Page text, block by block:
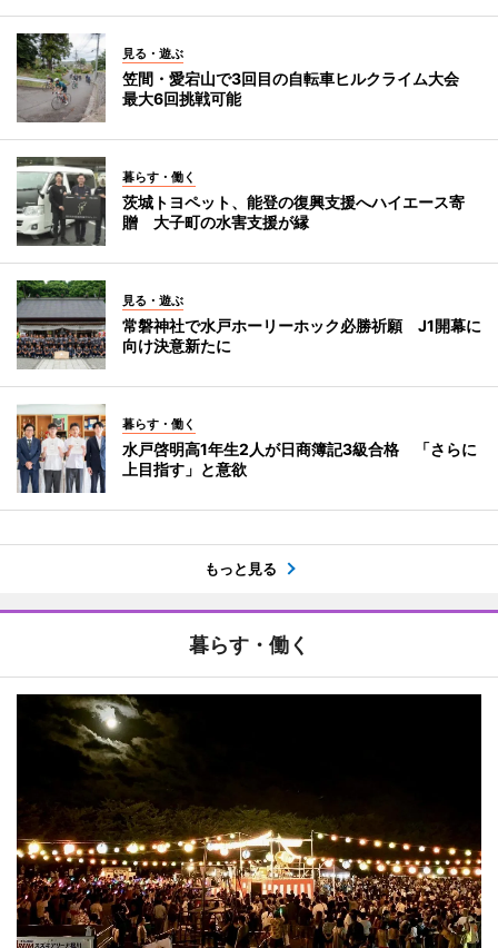
見る・遊ぶ
笠間・愛宕山で3回目の自転車ヒルクライム大会
最大6回挑戦可能
暮らす・働く
茨城トヨペット、能登の復興支援へハイエース寄
贈 大子町の水害支援が縁
見る・遊ぶ
常磐神社で水戸ホーリーホック必勝祈願 J1開幕に
向け決意新たに
暮らす・働く
水戸啓明高1年生2人が日商簿記3級合格 「さらに
上目指す」と意欲
もっと見る
暮らす・働く